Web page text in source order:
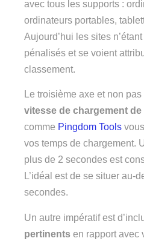
avec tous les supports :
ordinateurs portables,
Aujourd’hui les sites
pénalisés et se voient
classement.
Le troisième axe et non
vitesse de chargement
comme Pingdom Tools
vos temps de chargement.
plus de 2 secondes est
L’idéal est de se situer au-
secondes.
Un autre impératif est
pertinents en rapport avec